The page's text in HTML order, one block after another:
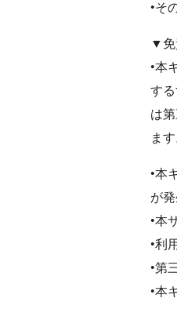
•そ
▼免
•本
す
は
ます
•本
が
•本
•利
•第
•本